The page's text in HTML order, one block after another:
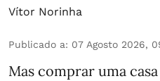
Vítor Norinha
Publicado a: 07 Agosto 2026,
Mas comprar uma